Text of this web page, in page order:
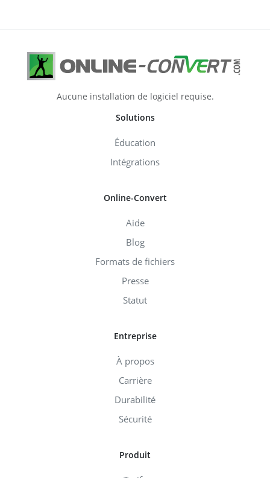
Aucune installation de logiciel requise.
Solutions
Éducation
Intégrations
Online-Convert
Aide
Blog
Formats de fichiers
Presse
Statut
Entreprise
À propos
Carrière
Durabilité
Sécurité
Produit